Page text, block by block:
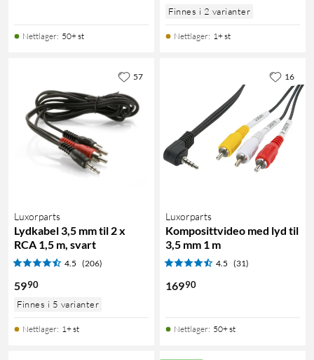
Nettlager: 50+ st
Finnes i 2 varianter
Nettlager: 1+ st
Luxorparts
Lydkabel 3,5 mm til 2 x
RCA 1,5 m, svart
4.5 (206)
5990
Finnes i 5 varianter
Nettlager: 1+ st
57
Luxorparts
Komposittvideo med lyd til
3,5 mm 1 m
4.5 (31)
16990
Nettlager: 50+ st
16